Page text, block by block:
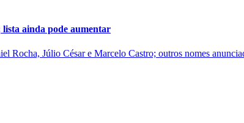
ainda pode aumentar
Rocha, Júlio César e Marcelo Castro; outros nomes